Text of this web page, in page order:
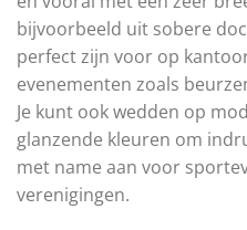
bijvoorbeeld uit sobere
perfect zijn voor op
evenementen zoals
Je kunt ook wedden op
glanzende kleuren om
met name aan voor
verenigingen.